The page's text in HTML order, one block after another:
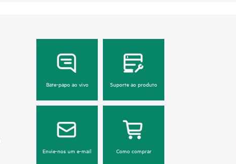
Bate-papo ao vivo Suporte ao produto
Envie-nos um e-mail Como comprar